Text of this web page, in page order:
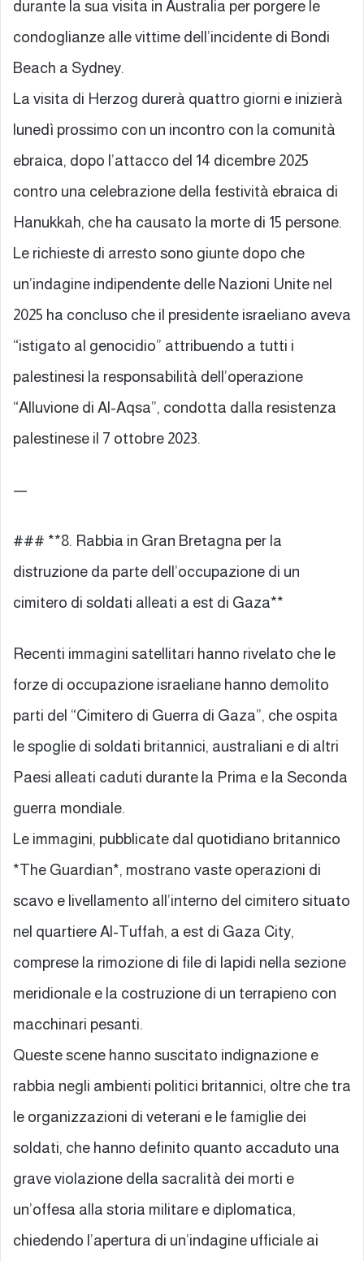
durante la sua visita in Australia per porgere le
condoglianze alle vittime dell’incidente di Bondi
Beach a Sydney.
La visita di Herzog durerà quattro giorni e inizierà
lunedì prossimo con un incontro con la comunità
ebraica, dopo l’attacco del 14 dicembre 2025
contro una celebrazione della festività ebraica di
Hanukkah, che ha causato la morte di 15 persone.
Le richieste di arresto sono giunte dopo che
un’indagine indipendente delle Nazioni Unite nel
2025 ha concluso che il presidente israeliano aveva
“istigato al genocidio” attribuendo a tutti i
palestinesi la responsabilità dell’operazione
“Alluvione di Al-Aqsa”, condotta dalla resistenza
palestinese il 7 ottobre 2023.
—
### **8. Rabbia in Gran Bretagna per la
distruzione da parte dell’occupazione di un
cimitero di soldati alleati a est di Gaza**
Recenti immagini satellitari hanno rivelato che le
forze di occupazione israeliane hanno demolito
parti del “Cimitero di Guerra di Gaza”, che ospita
le spoglie di soldati britannici, australiani e di altri
Paesi alleati caduti durante la Prima e la Seconda
guerra mondiale.
Le immagini, pubblicate dal quotidiano britannico
*The Guardian*, mostrano vaste operazioni di
scavo e livellamento all’interno del cimitero situato
nel quartiere Al-Tuffah, a est di Gaza City,
comprese la rimozione di file di lapidi nella sezione
meridionale e la costruzione di un terrapieno con
macchinari pesanti.
Queste scene hanno suscitato indignazione e
rabbia negli ambienti politici britannici, oltre che tra
le organizzazioni di veterani e le famiglie dei
soldati, che hanno definito quanto accaduto una
grave violazione della sacralità dei morti e
un’offesa alla storia militare e diplomatica,
chiedendo l’apertura di un’indagine ufficiale ai